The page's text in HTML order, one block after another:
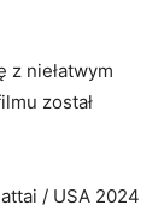
z niełatwym
został
/ USA 2024